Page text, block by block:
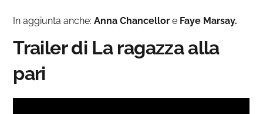
In aggiunta anche:Anna Chancellore Faye Marsay.
Trailer di La ragazza alla
pari